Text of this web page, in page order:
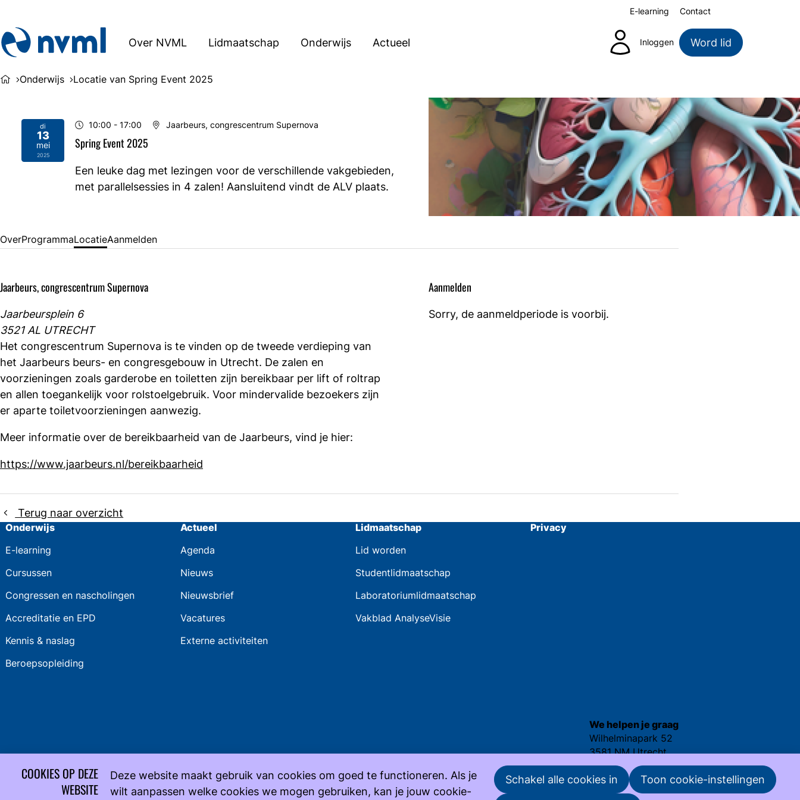
Over NVML Lidmaatschap Onderwijs Actueel Inloggen Word lid
E-learning Contact
Onderwijs Locatie van Spring Event 2025
di
13
mei
2025
10:00 - 17:00 Jaarbeurs, congrescentrum Supernova
Spring Event 2025
Een leuke dag met lezingen voor de verschillende vakgebieden,
met parallelsessies in 4 zalen! Aansluitend vindt de ALV plaats.
OverProgrammaLocatieAanmelden
Jaarbeurs, congrescentrum Supernova
Jaarbeursplein 6
3521 AL UTRECHT
Het congrescentrum Supernova is te vinden op de tweede verdieping van
het Jaarbeurs beurs- en congresgebouw in Utrecht. De zalen en
voorzieningen zoals garderobe en toiletten zijn bereikbaar per lift of roltrap
en allen toegankelijk voor rolstoelgebruik. Voor mindervalide bezoekers zijn
er aparte toiletvoorzieningen aanwezig.
Meer informatie over de bereikbaarheid van de Jaarbeurs, vind je hier:
https://www.jaarbeurs.nl/bereikbaarheid
Aanmelden
Sorry, de aanmeldperiode is voorbij.
Terug naar overzicht
Onderwijs
E-learning
Cursussen
Congressen en nascholingen
Accreditatie en EPD
Kennis & naslag
Beroepsopleiding
Actueel
Agenda
Nieuws
Nieuwsbrief
Vacatures
Externe activiteiten
Lidmaatschap
Lid worden
Studentlidmaatschap
Laboratoriumlidmaatschap
Vakblad AnalyseVisie
Privacy
We helpen je graag
Wilhelminapark 52
3581 NM Utrecht
030 - 25 237 92
nvml@nvml.nl
COOKIES OP DEZE
WEBSITE
Deze website maakt gebruik van cookies om goed te functioneren. Als je
wilt aanpassen welke cookies we mogen gebruiken, kan je jouw cookie-
Schakel alle cookies in Toon cookie-instellingen